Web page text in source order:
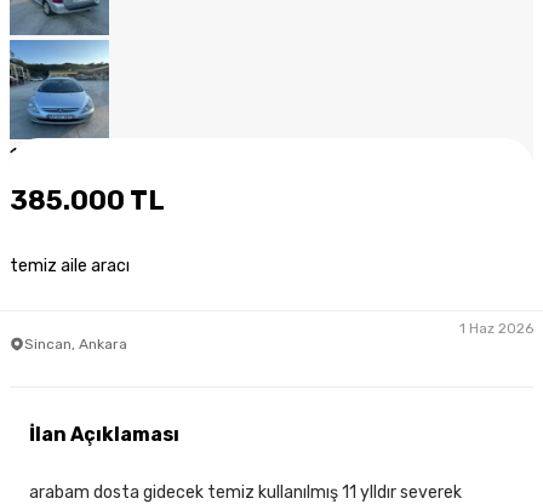
1
385.000 TL
temiz aile aracı
Sincan, Ankara
1 Haz 2026
İlan Açıklaması
arabam dosta gidecek temiz kullanılmış 11 ylldır severek